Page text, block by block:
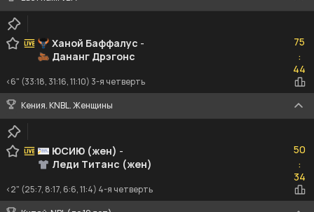
Ханой Баффалус -
Дананг Дрэгонс
75
:44
44
<6" (33:18, 31:16, 11:10) 3-я четверть
Кения. KNBL. Женщины
ЮСИЮ (жен) -
Леди Титанс (жен)
50
:34
34
<2" (25:7, 8:17, 6:6, 11:4) 4-я четверть